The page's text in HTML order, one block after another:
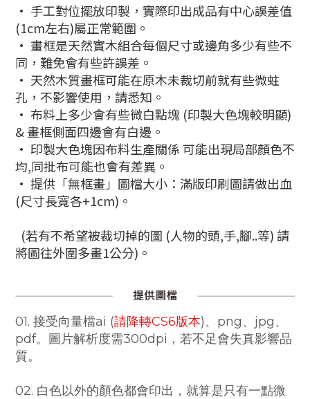
• 手工對位擺放印製，實際印出成品有中心誤差值
(1cm左右)屬正常範圍。
• 畫框是天然實木組合每個尺寸或邊角多少有些不
同，難免會有些許誤差。
• 天然木質畫框可能在原木未裁切前就有些微蛀
孔，不影響使用，請悉知。
• 布料上多少會有些微白點塊 (印製大色塊較明顯)
& 畫框側面四邊會有白邊。
• 印製大色塊因布料生產關係 可能出現局部顏色不
均,同批布可能也會有差異。
• 提供「無框畫」圖檔大小：滿版印刷圖請做出血
(尺寸長寬各+1cm)。
(若有不希望被裁切掉的圖 (人物的頭,手,腳..等) 請
將圖往外圍多畫1公分)。
01. 接受向量檔ai (請降轉CS6版本)、png、jpg、
pdf。圖片解析度需300dpi，若不足會失真影響品
質。
02. 白色以外的顏色都會印出，就算是只有一點微